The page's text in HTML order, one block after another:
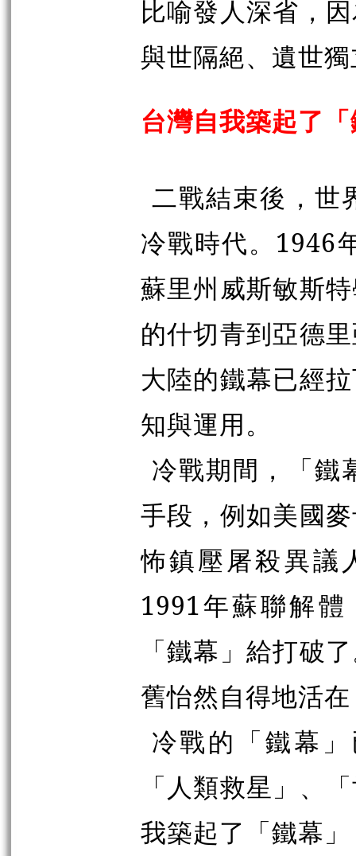
比喻發人深省，
與世隔絕、遺世
台灣自我築起了
二戰結束後，世
冷戰時代。1946
蘇里州威斯敏斯
的什切青到亞德
大陸的鐵幕已經
知與運用。
冷戰期間，「鐵
手段，例如美國
怖鎮壓屠殺異議
1991年蘇聯解
「鐵幕」給打破
舊怡然自得地活
冷戰的「鐵幕
「人類救星」、
我築起了「鐵幕